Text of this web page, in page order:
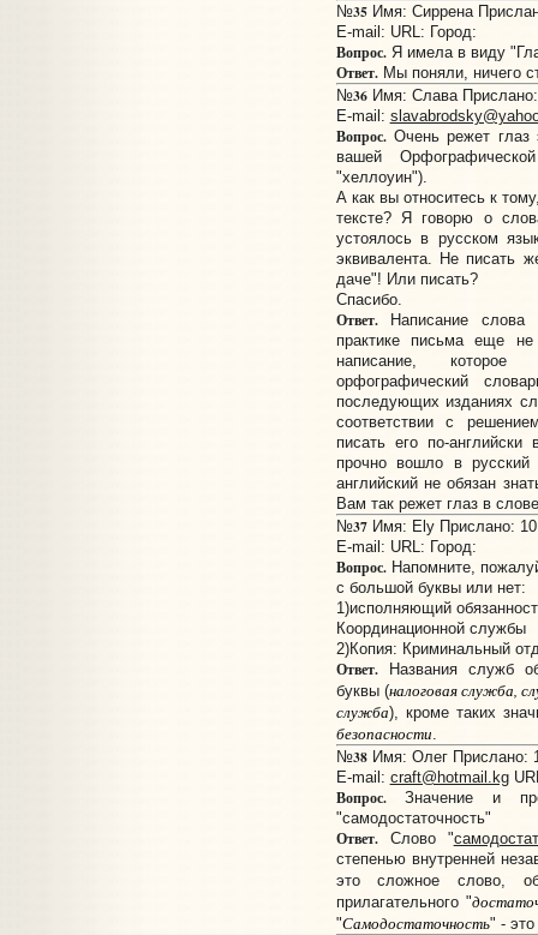
№35Имя: Сиррена
E-mail: URL: Город:
Вопрос.Я имела в виду
Ответ.Мы поняли, ничего
№36Имя: Слава Прислано:
E-mail:
Вопрос.Очень режет глаз
вашей
"хеллоуин").
А как вы относитесь к
тексте? Я говорю о
устоялось в русском
эквивалента. Не писать
даче"! Или писать?
Спасибо.
Ответ.Написание слова
практике письма еще
написание, которое
орфографический
последующих изданиях
соответствии с
писать его по-
прочно вошло в
английский не обязан
Вам так режет глаз в
№37Имя: Ely Прислано:
E-mail: URL: Город:
Вопрос.Напомните,
с большой буквы или нет:
1)исполняющий
Координационной службы
2)Копия: Криминальный
Ответ.Названия служб
буквы (налоговая служба,
служба), кроме таких
безопасности.
№38Имя: Олег Прислано:
E-mail: craft@hotmail.kg
Вопрос.Значение и
"самодостаточность"
Ответ.Слово "
степенью внутренней
это сложное слово,
прилагательного "
"Самодостаточность" - это